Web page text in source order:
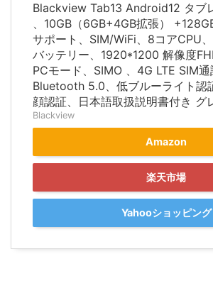
Blackview Tab13 Android12 タブ
、10GB（6GB+4GB拡張）
サポート、SIM/WiFi、8コアCPU
バッテリー、1920*1200 解像度
PCモード、SIMO 、4G LTE SIM通
Bluetooth 5.0、低ブルーライト認
顔認証、日本語取扱説明書付き グ
Blackview
Amazon
楽天市場
Yahooショッピング